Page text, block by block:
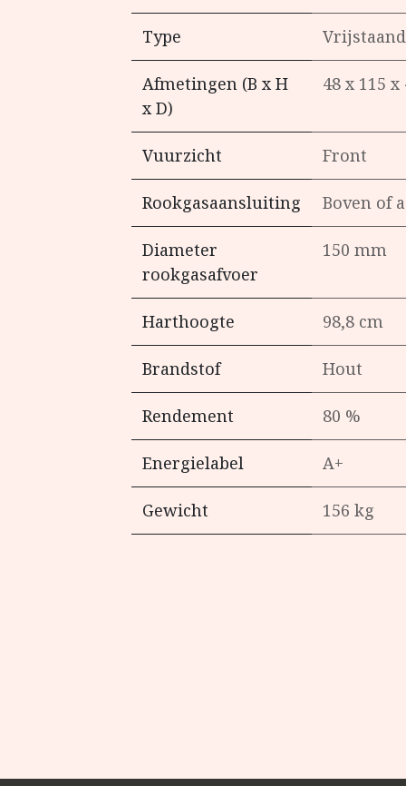
Type Vrijstaand
Afmetingen (B x H
x D)
48 x 115 x
Vuurzicht Front
Rookgasaansluiting Boven of
Diameter
rookgasafvoer
150 mm
Harthoogte 98,8 cm
Brandstof Hout
Rendement 80 %
Energielabel A+
Gewicht 156 kg